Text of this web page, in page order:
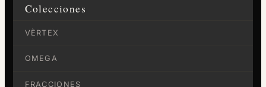
Colecciones
VÈRTEX
OMEGA
FRACCIONES